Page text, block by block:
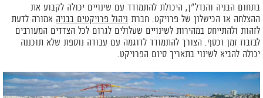
בתחום הבניה והנדל"ן, היכולת להתמודד עם שינויים יכולה לקבוע את
ההצלחה או הכישלון של פרויקט. חברת ניהול פרויקטים בבניה אמורה לדעת
לזהות ולהתייחס במהירות לשינויים שעלולים לגרום לכל הצדדים המעורבים
לבזבוז זמן וכסף. הצורך להתמודד לדוגמה עם עבודה נוספת שלא תוכננה
יכולה להביא לשינוי בתאריך סיום הפרויקט.